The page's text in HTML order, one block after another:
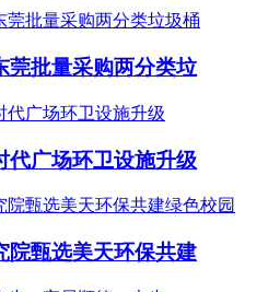
莞批量采购两分类垃
代广场环卫设施升级
院甄选美天环保共建